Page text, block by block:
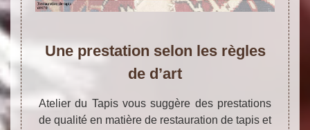
Une prestation selon les règles
de d’art
Atelier du Tapis vous suggère des prestations
de qualité en matière de restauration de tapis et